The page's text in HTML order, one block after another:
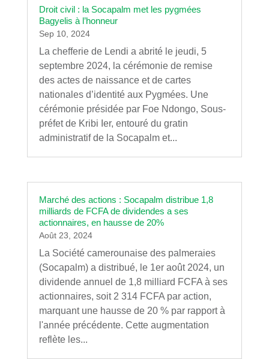
Droit civil : la Socapalm met les pygmées
Bagyelis à l’honneur
Sep 10, 2024
La chefferie de Lendi a abrité le jeudi, 5
septembre 2024, la cérémonie de remise
des actes de naissance et de cartes
nationales d’identité aux Pygmées. Une
cérémonie présidée par Foe Ndongo, Sous-
préfet de Kribi Ier, entouré du gratin
administratif de la Socapalm et...
Marché des actions : Socapalm distribue 1,8
milliards de FCFA de dividendes a ses
actionnaires, en hausse de 20%
Août 23, 2024
La Société camerounaise des palmeraies
(Socapalm) a distribué, le 1er août 2024, un
dividende annuel de 1,8 milliard FCFA à ses
actionnaires, soit 2 314 FCFA par action,
marquant une hausse de 20 % par rapport à
l'année précédente. Cette augmentation
reflète les...